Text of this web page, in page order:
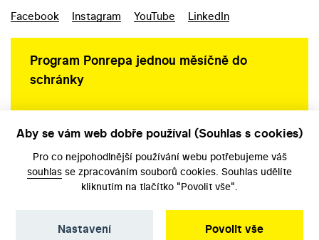
Facebook Instagram YouTube LinkedIn
Program Ponrepa jednou měsíčně do
schránky
Aby se vám web dobře používal (Souhlas s cookies)
Pro co nejpohodlnější používání webu potřebujeme váš
souhlas se zpracováním souborů cookies. Souhlas udělíte
kliknutím na tlačítko "Povolit vše".
Povolit vše
Nastavení